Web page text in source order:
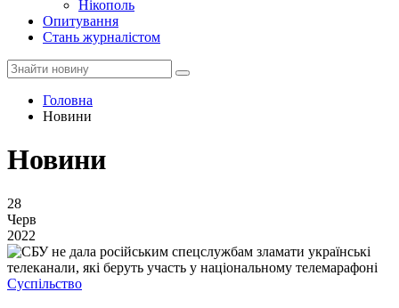
Нікополь
Опитування
Стань журналістом
Головна
Новини
Новини
28
Черв
2022
Суспільство